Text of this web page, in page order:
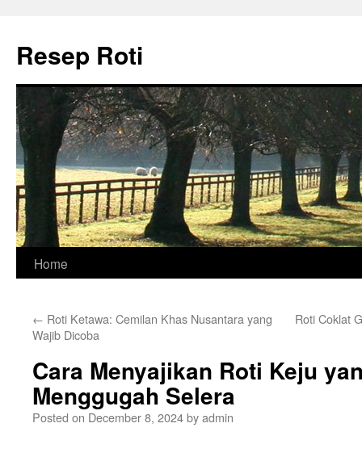
content
Resep Roti
Home
← Roti Ketawa: Cemilan Khas Nusantara yang
Wajib Dicoba
Roti Coklat
Cara Menyajikan Roti Keju
Menggugah Selera
Posted on December 8, 2024byadmin